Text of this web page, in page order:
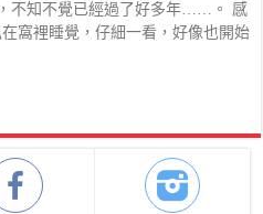
不知不覺已經過了好多年……。 感
窩裡睡覺，仔細一看，好像也開始